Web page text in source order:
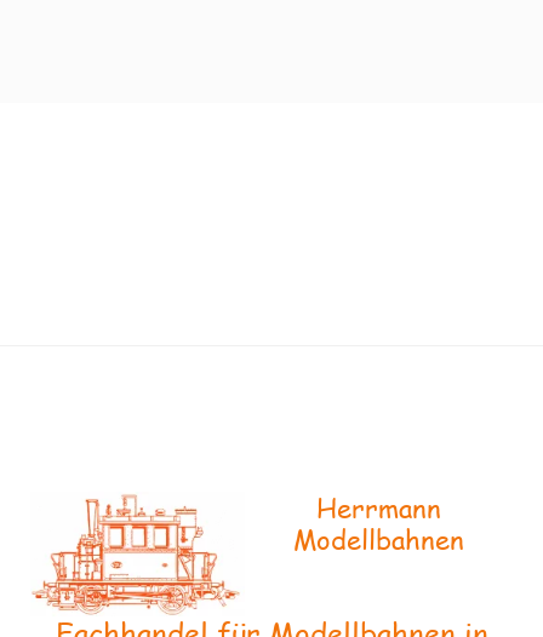
Herrmann
Modellbahnen